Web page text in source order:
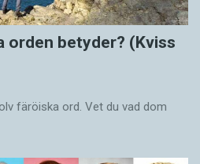
orden betyder? (Kviss
färöiska ord. Vet du vad dom